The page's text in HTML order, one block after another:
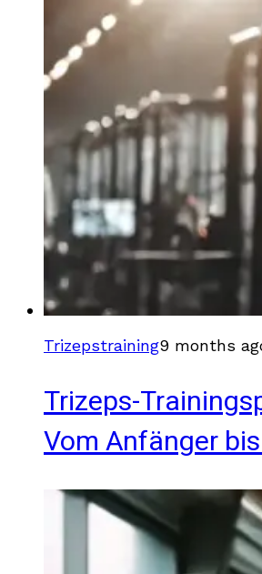
Trizepstraining9 months
Trizeps-
Vom Anfänger